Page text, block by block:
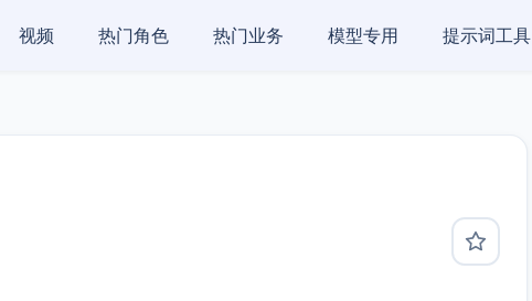
视频 热门角色 热门业务 模型专用 提示词工具